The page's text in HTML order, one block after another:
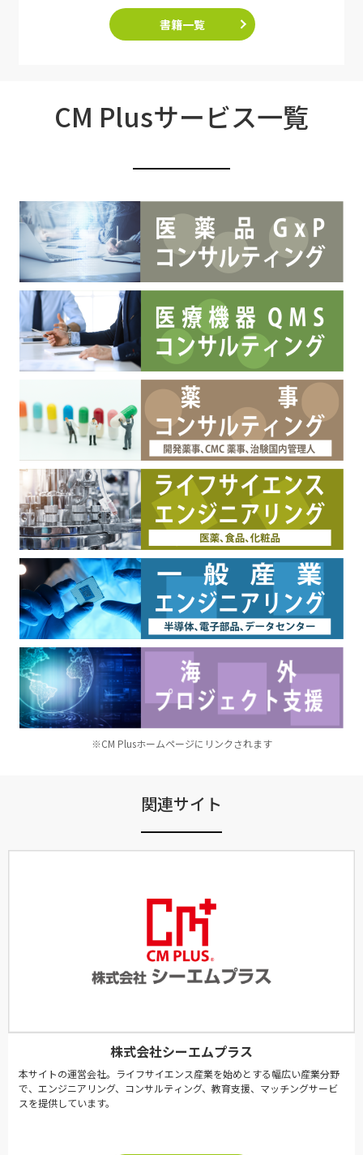
書籍一覧
CM Plusサービス一覧
※CM Plusホームページにリンクされます
関連サイト
株式会社シーエムプラス
本サイトの運営会社。ライフサイエンス産業を始めとする幅広い産業分野
で、エンジニアリング、コンサルティング、教育支援、マッチングサービ
スを提供しています。